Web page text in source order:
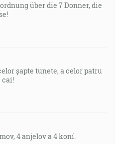
über die 7 Donner, die
șapte tunete, a celor patru
cai!
4 anjelov a 4 koní.